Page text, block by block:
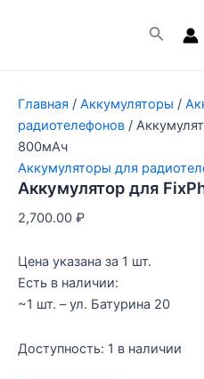
Поиск
Главная / Аккумуляторы /
радиотелефонов /
800мАч
Аккумуляторы для
Аккумулятор для
2,700.00 ₽
Цена указана за 1 шт.
Есть в наличии:
~1 шт. – ул. Батурина 20
Доступность: 1 в наличии